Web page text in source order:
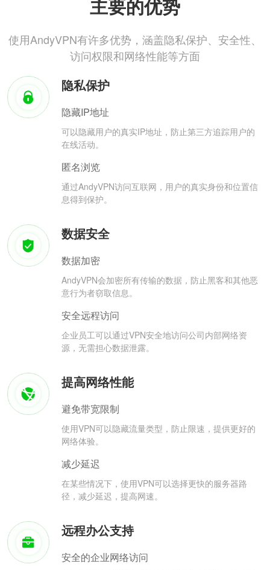
主要的优势
使用AndyVPN有许多优势，涵盖隐私保护、安全性、
访问权限和网络性能等方面
隐私保护
隐藏IP地址
可以隐藏用户的真实IP地址，防止第三方追踪用户的
在线活动。
匿名浏览
通过AndyVPN访问互联网，用户的真实身份和位置信
息得到保护。
数据安全
数据加密
AndyVPN会加密所有传输的数据，防止黑客和其他恶
意行为者窃取信息。
安全远程访问
企业员工可以通过VPN安全地访问公司内部网络资
源，无需担心数据泄露。
提高网络性能
避免带宽限制
使用VPN可以隐藏流量类型，防止限速，提供更好的
网络体验。
减少延迟
在某些情况下，使用VPN可以选择更快的服务器路
径，减少延迟，提高网速。
远程办公支持
安全的企业网络访问